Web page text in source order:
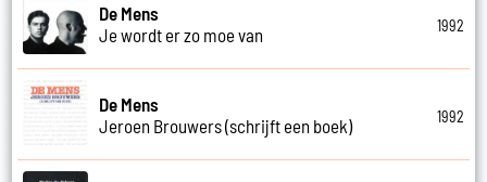
De Mens
Je wordt er zo moe van
1992
De Mens
Jeroen Brouwers (schrijft een boek)
1992